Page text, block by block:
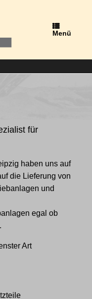
Menü
für
haben uns auf
die Lieferung von
und
egal ob
Art
Erfahrung auf
Cookies wir
deaktivieren.